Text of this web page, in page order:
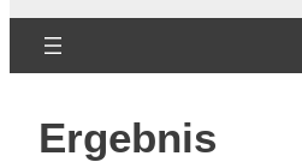
Ergebnis